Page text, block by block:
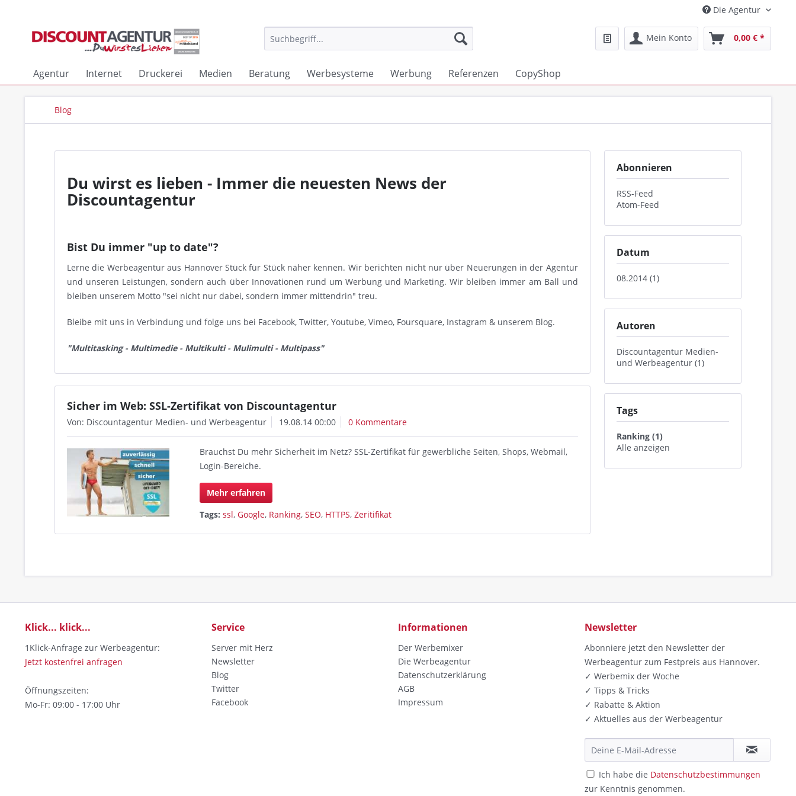
Die Agentur
Mein Konto 0,00 € *
Agentur Internet Druckerei Medien Beratung Werbesysteme Werbung Referenzen CopyShop
Blog
Abonnieren
RSS-Feed
Atom-Feed
Datum
08.2014 (1)
Autoren
Discountagentur Medien-
und Werbeagentur (1)
Tags
Ranking (1)
Alle anzeigen
Du wirst es lieben - Immer die neuesten News der
Discountagentur
Bist Du immer "up to date"?
Lerne die Werbeagentur aus Hannover Stück für Stück näher kennen. Wir berichten nicht nur über Neuerungen in der Agentur
und unseren Leistungen, sondern auch über Innovationen rund um Werbung und Marketing. Wir bleiben immer am Ball und
bleiben unserem Motto "sei nicht nur dabei, sondern immer mittendrin" treu.
Bleibe mit uns in Verbindung und folge uns bei Facebook, Twitter, Youtube, Vimeo, Foursquare, Instagram & unserem Blog.
"Multitasking - Multimedie - Multikulti - Mulimulti - Multipass"
Sicher im Web: SSL-Zertifikat von Discountagentur
Von: Discountagentur Medien- und Werbeagentur 19.08.14 00:00 0 Kommentare
Brauchst Du mehr Sicherheit im Netz? SSL-Zertifikat für gewerbliche Seiten, Shops, Webmail,
Login-Bereiche.
Mehr erfahren
Tags: ssl,Google, Ranking,SEO, HTTPS,Zeritifikat
Klick... klick...
1Klick-Anfrage zur Werbeagentur:
Jetzt kostenfrei anfragen
Öffnungszeiten:
Mo-Fr: 09:00 - 17:00 Uhr
Service
Server mit Herz
Newsletter
Blog
Twitter
Facebook
Informationen
Der Werbemixer
Die Werbeagentur
Datenschutzerklärung
AGB
Impressum
Newsletter
Abonniere jetzt den Newsletter der
Werbeagentur zum Festpreis aus Hannover.
✓ Werbemix der Woche
✓ Tipps & Tricks
✓ Rabatte & Aktion
✓ Aktuelles aus der Werbeagentur
Ich habe die Datenschutzbestimmungen
zur Kenntnis genommen.